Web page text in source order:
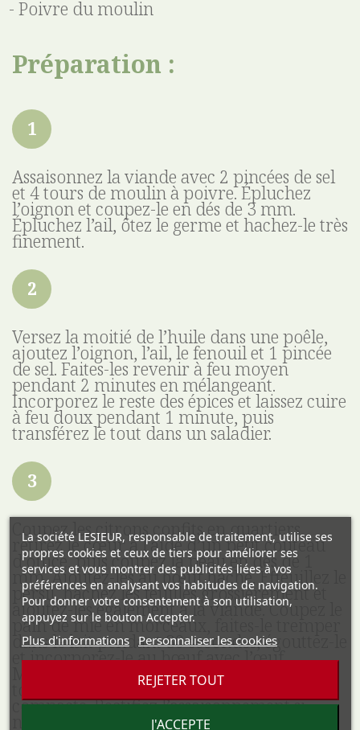
La société LESIEUR, responsable de traitement, utilise ses
propres cookies et ceux de tiers pour améliorer ses
services et vous montrer des publicités liées à vos
préférences en analysant vos habitudes de navigation.
Pour donner votre consentement à son utilisation,
appuyez sur le bouton Accepter.
Plus d'informations Personnaliser les cookies
REJETER TOUT
J'ACCEPTE
Poivre du moulin
Préparation :
Assaisonnez la viande avec 2 pincées de sel
et 4 tours de moulin à poivre. Épluchez
l’oignon et coupez-le en dés de 3 mm.
Épluchez l’ail, ôtez le germe et hachez-le très
finement.
Versez la moitié de l’huile dans une poêle,
ajoutez l’oignon, l’ail, le fenouil et 1 pincée
de sel. Faites-les revenir à feu moyen
pendant 2 minutes en mélangeant.
Incorporez le reste des épices et laissez cuire
à feu doux pendant 1 minute, puis
transférez le tout dans un saladier.
Coupez les citrons confits en quartiers,
retirez le cœur à l’aide d’un petit couteau
d’office, puis coupez la peau en dés de 1
mm. Ajoutez-les au bœuf haché. Effeuillez le
persil, hachez les feuilles grossièrement et
ajoutez-les également à la viande. Coupez le
pain de mie en morceaux, faites-le tremper
dans le lait pendant 30 secondes, égouttez-le
et incorporez-le au bœuf avec l’œuf.
Mélangez à la main pour bien amalgamer
tous les ingrédients et obtenir une farce
compacte. Rectifiez l’assaisonnement si